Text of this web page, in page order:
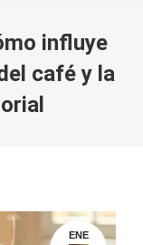
influye
café y la
ENE